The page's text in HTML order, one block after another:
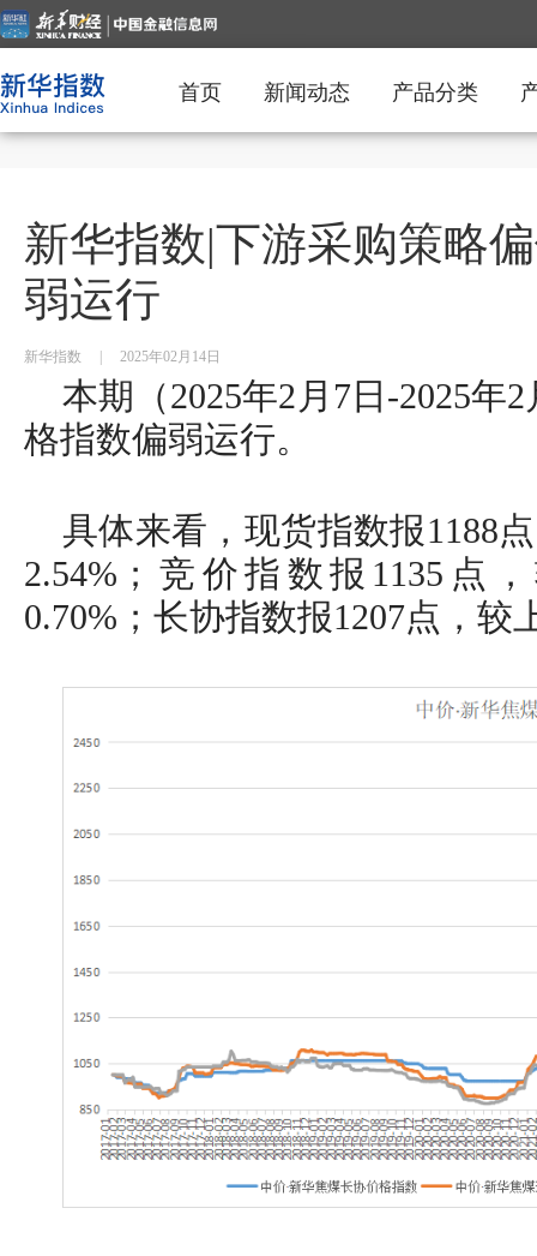
首页 新闻动态 产品分类
新华指数|下游采购策略
弱运行
新华指数 2025年02月14日
本期（2025年2月7日-2025年
格指数偏弱运行。
具体来看，现货指数报1188
2.54%；竞价指数报1135点
0.70%；长协指数报1207点，较